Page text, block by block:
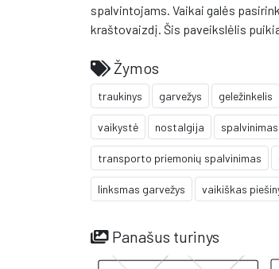
spalvintojams. Vaikai galės
kraštovaizdį. Šis paveikslėlis
Žymos
traukinys garvežys geležinkelis
vaikystė nostalgija spalvinimas
transporto priemonių spalvinimas
linksmas garvežys vaikiškas
Panašus turinys